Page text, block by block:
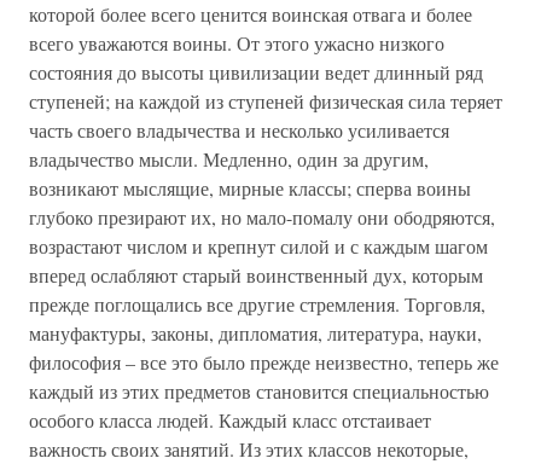
которой более всего ценится воинская отвага и более
всего уважаются воины. От этого ужасно низкого
состояния до высоты цивилизации ведет длинный ряд
ступеней; на каждой из ступеней физическая сила теряет
часть своего владычества и несколько усиливается
владычество мысли. Медленно, один за другим,
возникают мыслящие, мирные классы; сперва воины
глубоко презирают их, но мало-помалу они ободряются,
возрастают числом и крепнут силой и с каждым шагом
вперед ослабляют старый воинственный дух, которым
прежде поглощались все другие стремления. Торговля,
мануфактуры, законы, дипломатия, литература, науки,
философия – все это было прежде неизвестно, теперь же
каждый из этих предметов становится специальностью
особого класса людей. Каждый класс отстаивает
важность своих занятий. Из этих классов некоторые,